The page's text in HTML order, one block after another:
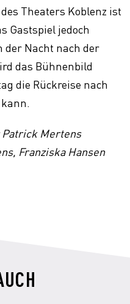
Theaters Koblenz ist
Gastspiel jedoch
der Nacht nach der
das Bühnenbild
die Rückreise nach
Mertens
Franziska Hansen